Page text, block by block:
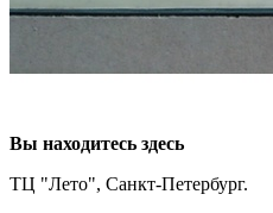
Вы находитесь здесь
ТЦ "Лето", Санкт-Петербург.